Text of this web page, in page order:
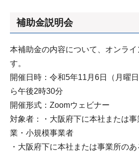
補助金説明会
本補助金の内容について、オンライ
す。
開催日時：令和5年11月6日（月曜
ら午後2時30分
開催形式：Zoomウェビナー
対象者：・大阪府下に本社または
業・小規模事業者
・大阪府下に本社または事業所の